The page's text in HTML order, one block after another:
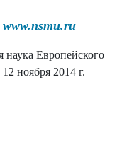
наука Европейского
ноября 2014 г.